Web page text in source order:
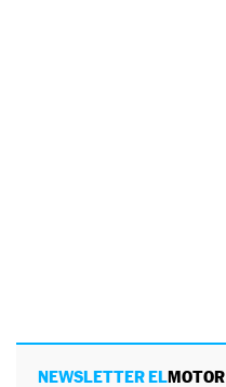
NEWSLETTER ELMOTOR